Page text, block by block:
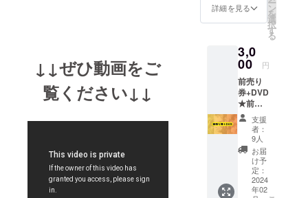
↓↓ぜひ動画をご
覧ください↓↓
ステー
ます
DVDの
発送は
2024年
2月頃を
予定
です ほ
とんど
の出演
初の大
舞台 そ
の日に
向けて
一生懸
命、練
習に励
んでい
ます! そ
して普
段、超
有名人
バック
バンド
詳細を見る ン
を
選
択
す
る
3,0
00 円
前売り
券+DVD
★前売
り券 (※
備考欄
への記
載お願
いしま
す) 大人
1名様ご
入場出
支援
者：
9人
お届
け予
定：
2024
年02